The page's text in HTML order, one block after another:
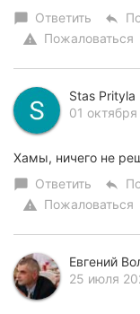
chat_bubble Ответить reply
warning Пожаловаться
Stas Prityla
01
Хамы, ничего не
chat_bubble Ответить reply
warning Пожаловаться
Евгений
25 июля